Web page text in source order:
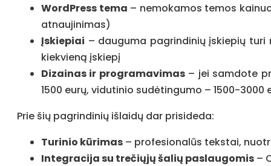
WordPress tema – nemokamos temos
atnaujinimas)
Įskiepiai – dauguma pagrindinių įskiepių
kiekvieną įskiepį
Dizainas ir programavimas– jei samdote
1500 eurų, vidutinio sudėtingumo – 1500-
Prie šių pagrindinių išlaidų dar prisideda:
Turinio kūrimas – profesionalūs tekstai,
Integracija su trečiųjų šalių paslaugomis –